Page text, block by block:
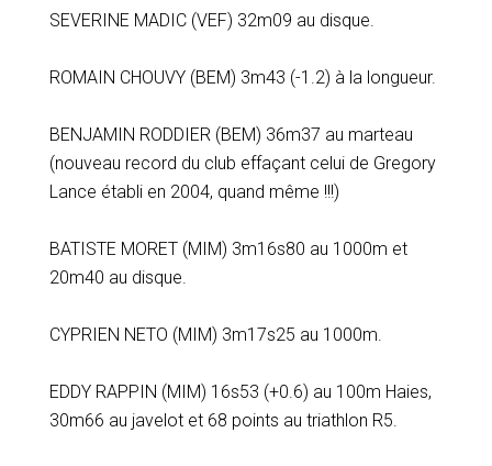
SEVERINE MADIC (VEF) 32m09 au disque.
ROMAIN CHOUVY (BEM) 3m43 (-1.2) à la longueur.
BENJAMIN RODDIER (BEM) 36m37 au marteau
(nouveau record du club effaçant celui de Gregory
Lance établi en 2004, quand même !!!)
BATISTE MORET (MIM) 3m16s80 au 1000m et
20m40 au disque.
CYPRIEN NETO (MIM) 3m17s25 au 1000m.
EDDY RAPPIN (MIM) 16s53 (+0.6) au 100m Haies,
30m66 au javelot et 68 points au triathlon R5.